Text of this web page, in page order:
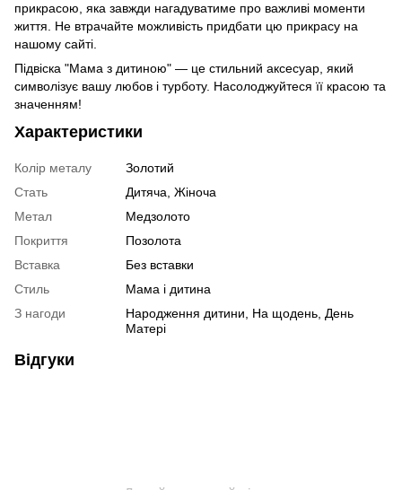
прикрасою, яка завжди нагадуватиме про важливі моменти
життя. Не втрачайте можливість придбати цю прикрасу на
нашому сайті.
Підвіска "Мама з дитиною" — це стильний аксесуар, який
символізує вашу любов і турботу. Насолоджуйтеся її красою та
значенням!
Характеристики
Колір металу
Золотий
Стать
Дитяча Жіноча
Метал
Медзолото
Покриття
Позолота
Вставка
Без вставки
Стиль
Мама і дитина
З нагоди
Народження дитини, На щодень, День
Матері
Відгуки